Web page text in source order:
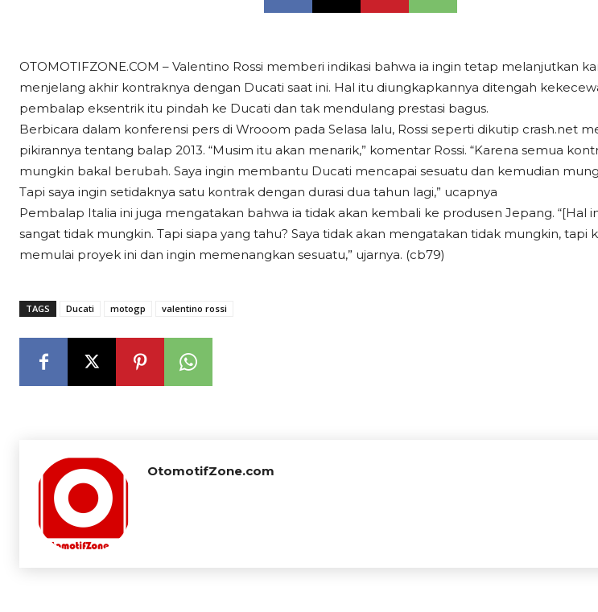
OTOMOTIFZONE.COM – Valentino Rossi memberi indikasi bahwa ia ingin tetap melanjutkan
menjelang akhir kontraknya dengan Ducati saat ini. Hal itu diungkapkannya ditengah
pembalap eksentrik itu pindah ke Ducati dan tak mendulang prestasi bagus.
Berbicara dalam konferensi pers di Wrooom pada Selasa lalu, Rossi seperti dikutip crash.net
pikirannya tentang balap 2013. “Musim itu akan menarik,” komentar Rossi. “Karena semua
mungkin bakal berubah. Saya ingin membantu Ducati mencapai sesuatu dan kemudian
Tapi saya ingin setidaknya satu kontrak dengan durasi dua tahun lagi,” ucapnya
Pembalap Italia ini juga mengatakan bahwa ia tidak akan kembali ke produsen Jepang. “[Hal
sangat tidak mungkin. Tapi siapa yang tahu? Saya tidak akan mengatakan tidak mungkin, tapi
memulai proyek ini dan ingin memenangkan sesuatu,” ujarnya. (cb79)
TAGS Ducati motogp valentino rossi
OtomotifZone.com